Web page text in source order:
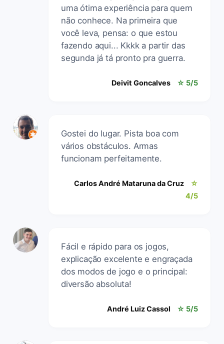
uma ótima experiência para quem
não conhece. Na primeira que
você leva, pensa: o que estou
fazendo aqui... Kkkk a partir das
segunda já tá pronto pra guerra.
Deivit Goncalves ☆ 5/5
Gostei do lugar. Pista boa com
vários obstáculos. Armas
funcionam perfeitamente.
Carlos André Mataruna da Cruz
☆
4/5
Fácil e rápido para os jogos,
explicação excelente e engraçada
dos modos de jogo e o principal:
diversão absoluta!
André Luiz Cassol ☆ 5/5